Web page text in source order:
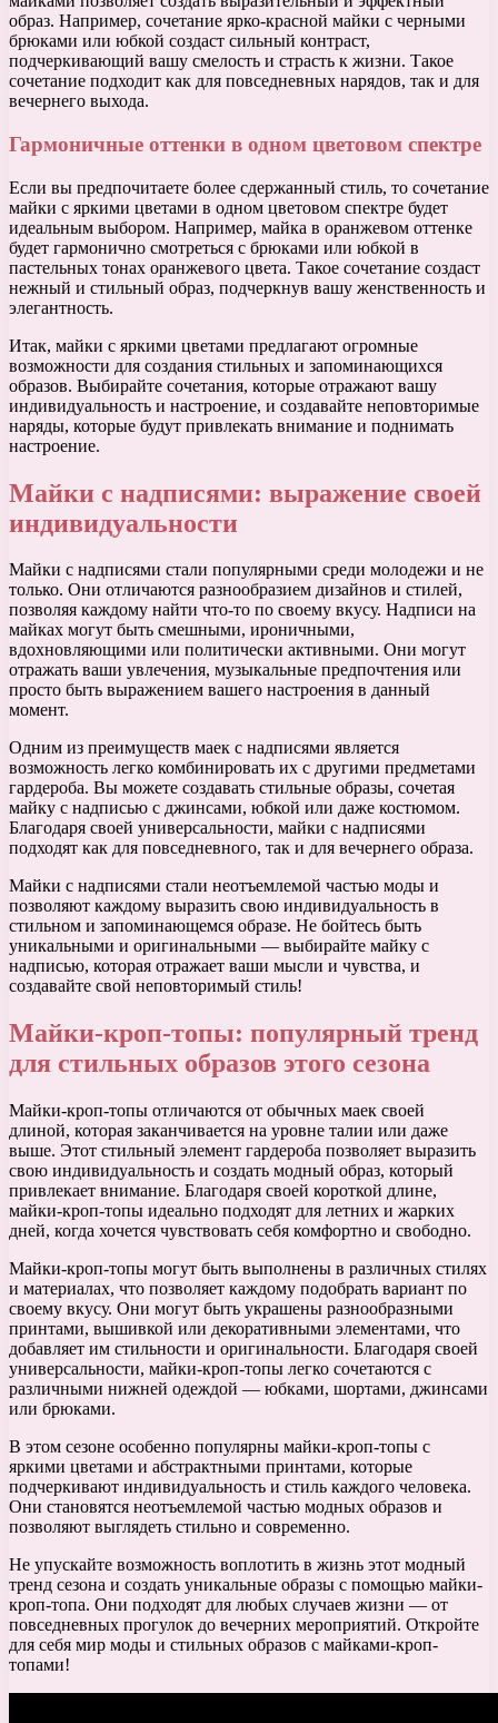
образ. Например, сочетание ярко-красной майки с черными
брюками или юбкой создаст сильный контраст,
подчеркивающий вашу смелость и страсть к жизни. Такое
сочетание подходит как для повседневных нарядов, так и для
вечернего выхода.
Гармоничные оттенки в одном цветовом спектре
Если вы предпочитаете более сдержанный стиль, то сочетание
майки с яркими цветами в одном цветовом спектре будет
идеальным выбором. Например, майка в оранжевом оттенке
будет гармонично смотреться с брюками или юбкой в
пастельных тонах оранжевого цвета. Такое сочетание создаст
нежный и стильный образ, подчеркнув вашу женственность и
элегантность.
Итак, майки с яркими цветами предлагают огромные
возможности для создания стильных и запоминающихся
образов. Выбирайте сочетания, которые отражают вашу
индивидуальность и настроение, и создавайте неповторимые
наряды, которые будут привлекать внимание и поднимать
настроение.
Майки с надписями: выражение своей
индивидуальности
Майки с надписями стали популярными среди молодежи и не
только. Они отличаются разнообразием дизайнов и стилей,
позволяя каждому найти что-то по своему вкусу. Надписи на
майках могут быть смешными, ироничными,
вдохновляющими или политически активными. Они могут
отражать ваши увлечения, музыкальные предпочтения или
просто быть выражением вашего настроения в данный
момент.
Одним из преимуществ маек с надписями является
возможность легко комбинировать их с другими предметами
гардероба. Вы можете создавать стильные образы, сочетая
майку с надписью с джинсами, юбкой или даже костюмом.
Благодаря своей универсальности, майки с надписями
подходят как для повседневного, так и для вечернего образа.
Майки с надписями стали неотъемлемой частью моды и
позволяют каждому выразить свою индивидуальность в
стильном и запоминающемся образе. Не бойтесь быть
уникальными и оригинальными — выбирайте майку с
надписью, которая отражает ваши мысли и чувства, и
создавайте свой неповторимый стиль!
Майки-кроп-топы: популярный тренд
для стильных образов этого сезона
Майки-кроп-топы отличаются от обычных маек своей
длиной, которая заканчивается на уровне талии или даже
выше. Этот стильный элемент гардероба позволяет выразить
свою индивидуальность и создать модный образ, который
привлекает внимание. Благодаря своей короткой длине,
майки-кроп-топы идеально подходят для летних и жарких
дней, когда хочется чувствовать себя комфортно и свободно.
Майки-кроп-топы могут быть выполнены в различных стилях
и материалах, что позволяет каждому подобрать вариант по
своему вкусу. Они могут быть украшены разнообразными
принтами, вышивкой или декоративными элементами, что
добавляет им стильности и оригинальности. Благодаря своей
универсальности, майки-кроп-топы легко сочетаются с
различными нижней одеждой — юбками, шортами, джинсами
или брюками.
В этом сезоне особенно популярны майки-кроп-топы с
яркими цветами и абстрактными принтами, которые
подчеркивают индивидуальность и стиль каждого человека.
Они становятся неотъемлемой частью модных образов и
позволяют выглядеть стильно и современно.
Не упускайте возможность воплотить в жизнь этот модный
тренд сезона и создать уникальные образы с помощью майки-
кроп-топа. Они подходят для любых случаев жизни — от
повседневных прогулок до вечерних мероприятий. Откройте
для себя мир моды и стильных образов с майками-кроп-
топами!